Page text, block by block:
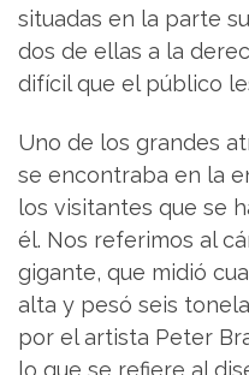
situadas en la parte
dos de ellas a la
difícil que el público
Uno de los grandes
se encontraba en la
los visitantes que se
él. Nos referimos al
gigante, que midió
alta y pesó seis
por el artista Peter